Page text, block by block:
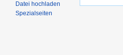
Datei hochladen
Spezialseiten